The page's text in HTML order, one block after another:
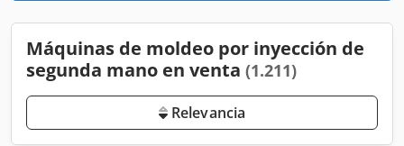
Máquinas de moldeo por inyección de
segunda mano en venta (1.211)
Relevancia